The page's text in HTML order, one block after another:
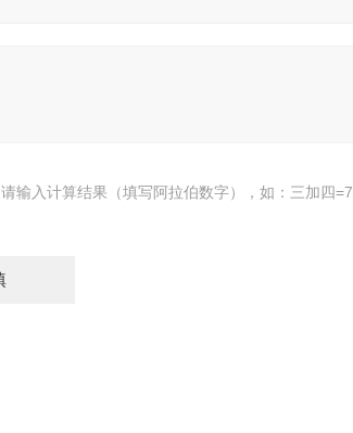
请输入计算结果（填写阿拉伯数字），如：三加四=7